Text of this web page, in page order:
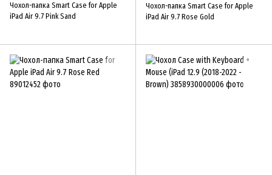
Чохол-папка Smart Case for Apple
iPad Air 9.7 Pink Sand
Чохол-папка Smart Case for Apple
iPad Air 9.7 Rose Gold